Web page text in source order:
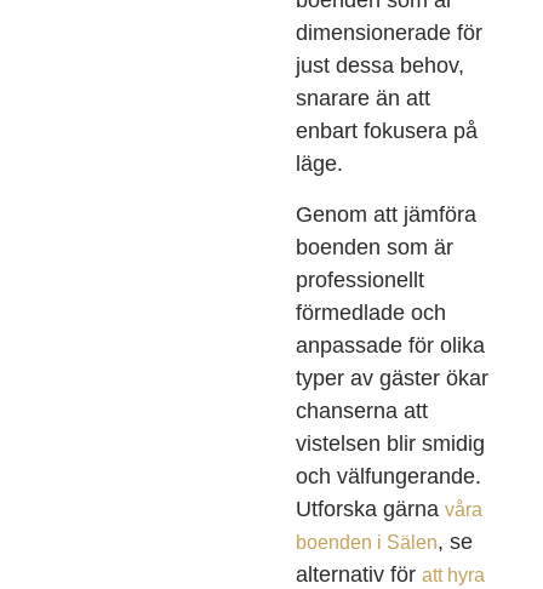
dimensionerade för
just dessa behov,
snarare än att
enbart fokusera på
läge.
Genom att jämföra
boenden som är
professionellt
förmedlade och
anpassade för olika
typer av gäster ökar
chanserna att
vistelsen blir smidig
och välfungerande.
Utforska gärna våra
boenden i Sälen, se
alternativ för att hyra